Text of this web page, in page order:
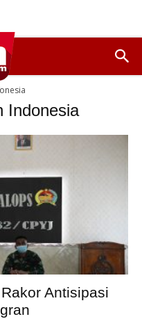
Indonesia
Antisipasi